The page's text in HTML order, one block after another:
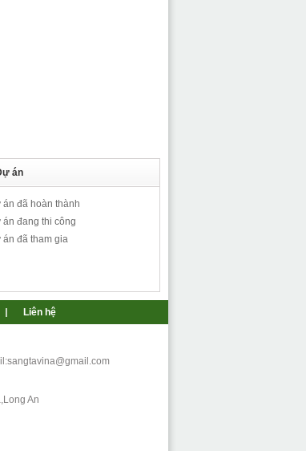
Đài Truyền Hình TP HCM-
HTV
Dự án A&B Tower
án
án đã hoàn thành
án đang thi công
án đã tham gia
Liên hệ
An